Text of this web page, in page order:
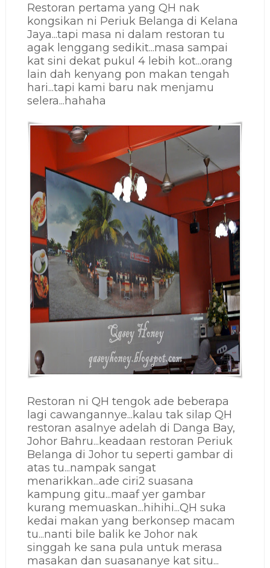
Restoran pertama yang QH nak
kongsikan ni Periuk Belanga di Kelana
Jaya...tapi masa ni dalam restoran tu
agak lenggang sedikit...masa sampai
kat sini dekat pukul 4 lebih kot...orang
lain dah kenyang pon makan tengah
hari...tapi kami baru nak menjamu
selera...hahaha
Restoran ni QH tengok ade beberapa
lagi cawangannye...kalau tak silap QH
restoran asalnye adelah di Danga Bay,
Johor Bahru...keadaan restoran Periuk
Belanga di Johor tu seperti gambar di
atas tu...nampak sangat
menarikkan...ade ciri2 suasana
kampung gitu...maaf yer gambar
kurang memuaskan...hihihi...QH suka
kedai makan yang berkonsep macam
tu...nanti bile balik ke Johor nak
singgah ke sana pula untuk merasa
masakan dan suasananye kat situ...